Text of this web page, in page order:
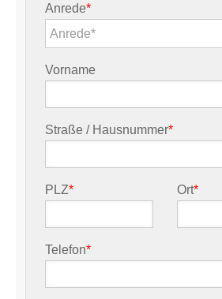
Anrede*
Anrede*
Vorname
Straße / Hausnummer*
PLZ* Ort*
Telefon*